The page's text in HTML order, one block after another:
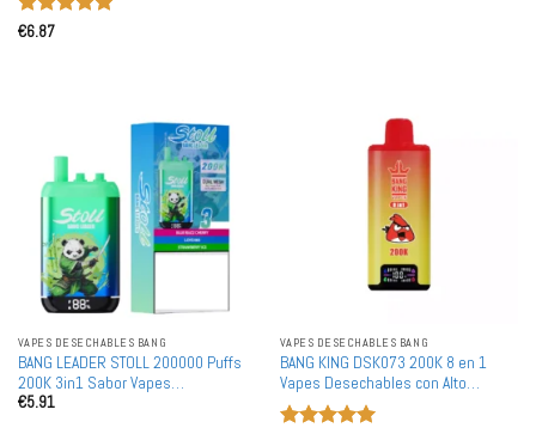
Con Interruptor Dual Malla
Valorado
€6.87
VAPES DESECHABLES BANG
BANG LEADER STOLL 200000 Puffs
200K 3in1 Sabor Vapes
Desechables Pantalla Inteligente
€5.91
VAPES DESECHABLES BANG
BANG KING DSK073 200K 8 en 1
Vapes Desechables con Alto
Rendimiento para Compra al Por
Mayor - 200000 Puffs Recargables